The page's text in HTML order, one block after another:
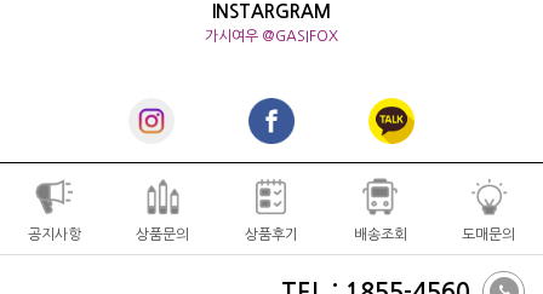
INSTARGRAM
가시여우 @GASIFOX
공지사항 상품문의 상품후기 배송조회 도매문의